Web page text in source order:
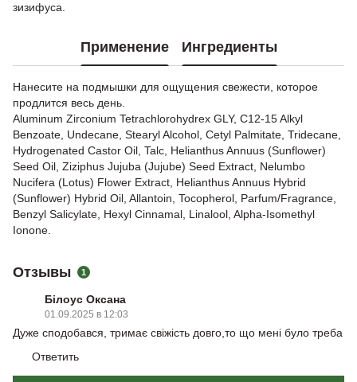
зизифуса.
Применение Ингредиенты
Нанесите на подмышки для ощущения свежести, которое
продлится весь день.
Aluminum Zirconium Tetrachlorohydrex GLY, C12-15 Alkyl
Benzoate, Undecane, Stearyl Alcohol, Cetyl Palmitate, Tridecane,
Hydrogenated Castor Oil, Talc, Helianthus Annuus (Sunflower)
Seed Oil, Ziziphus Jujuba (Jujube) Seed Extract, Nelumbo
Nucifera (Lotus) Flower Extract, Helianthus Annuus Hybrid
(Sunflower) Hybrid Oil, Allantoin, Tocopherol, Parfum/Fragrance,
Benzyl Salicylate, Hexyl Cinnamal, Linalool, Alpha-Isomethyl
Ionone.
Отзывы 1
Білоус Оксана
01.09.2025 в 12:03
Дуже сподобався, тримає свіжість довго,то що мені було треба
Ответить